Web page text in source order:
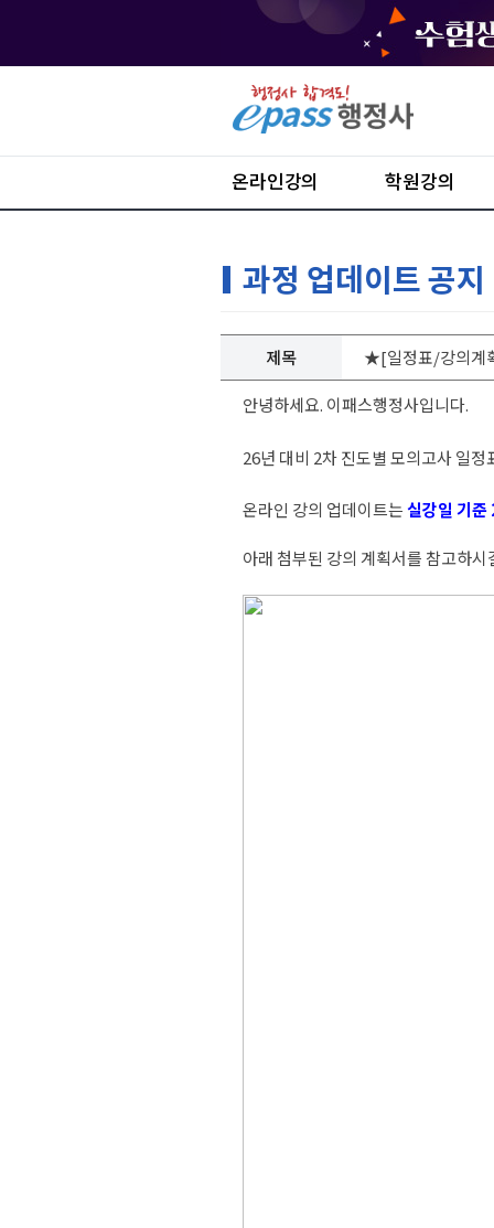
온라인강의 학원강의
과정 업데이트 공지
제목 ★[일정표/강의계
안녕하세요. 이패스행정사입니다.
26년 대비 2차 진도별 모의고사 일정
온라인 강의 업데이트는 실강일 기
아래 첨부된 강의 계획서를 참고하시